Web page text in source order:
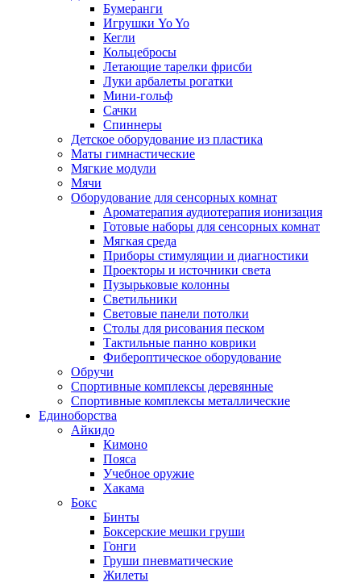
Бумеранги
Игрушки Yo Yo
Кегли
Кольцебросы
Летающие тарелки фрисби
Луки арбалеты рогатки
Мини-гольф
Сачки
Спиннеры
Детское оборудование из пластика
Маты гимнастические
Мягкие модули
Мячи
Оборудование для сенсорных комнат
Ароматерапия аудиотерапия ионизация
Готовые наборы для сенсорных комнат
Мягкая среда
Приборы стимуляции и диагностики
Проекторы и источники света
Пузырьковые колонны
Светильники
Световые панели потолки
Столы для рисования песком
Тактильные панно коврики
Фибероптическое оборудование
Обручи
Спортивные комплексы деревянные
Спортивные комплексы металлические
Единоборства
Айкидо
Кимоно
Пояса
Учебное оружие
Хакама
Бокс
Бинты
Боксерские мешки груши
Гонги
Груши пневматические
Жилеты